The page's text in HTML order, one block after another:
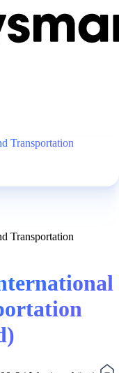
Transportation
Transportation